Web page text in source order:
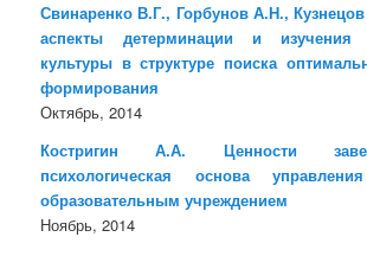
Свинаренко В.Г., Горбунов А.Н.,
аспекты детерминации и изучения
культуры в структуре поиска
формирования
Октябрь, 2014
Костригин А.А. Ценности
психологическая основа
образовательным учреждением
Ноябрь, 2014